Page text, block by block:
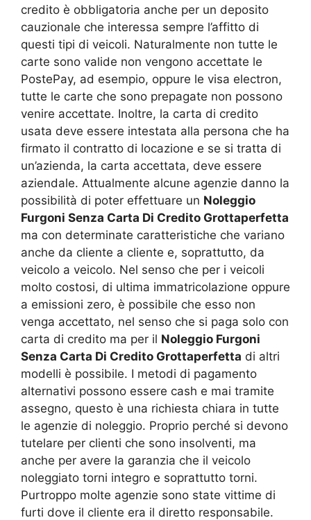
credito è obbligatoria anche per un deposito
cauzionale che interessa sempre l’affitto di
questi tipi di veicoli. Naturalmente non tutte le
carte sono valide non vengono accettate le
PostePay, ad esempio, oppure le visa electron,
tutte le carte che sono prepagate non possono
venire accettate. Inoltre, la carta di credito
usata deve essere intestata alla persona che ha
firmato il contratto di locazione e se si tratta di
un’azienda, la carta accettata, deve essere
aziendale. Attualmente alcune agenzie danno la
possibilità di poter effettuare un Noleggio
Furgoni Senza Carta Di Credito Grottaperfetta
ma con determinate caratteristiche che variano
anche da cliente a cliente e, soprattutto, da
veicolo a veicolo. Nel senso che per i veicoli
molto costosi, di ultima immatricolazione oppure
a emissioni zero, è possibile che esso non
venga accettato, nel senso che si paga solo con
carta di credito ma per il Noleggio Furgoni
Senza Carta Di Credito Grottaperfetta di altri
modelli è possibile. I metodi di pagamento
alternativi possono essere cash e mai tramite
assegno, questo è una richiesta chiara in tutte
le agenzie di noleggio. Proprio perché si devono
tutelare per clienti che sono insolventi, ma
anche per avere la garanzia che il veicolo
noleggiato torni integro e soprattutto torni.
Purtroppo molte agenzie sono state vittime di
furti dove il cliente era il diretto responsabile.